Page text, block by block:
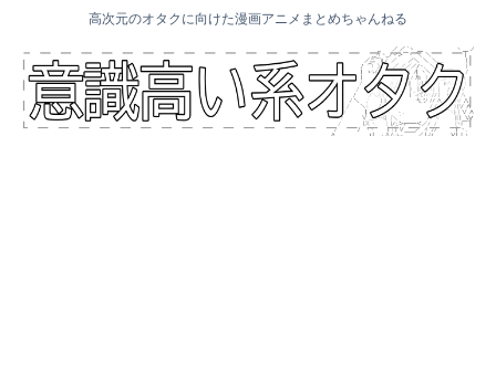
高次元のオタクに向けた漫画アニメまとめちゃんねる